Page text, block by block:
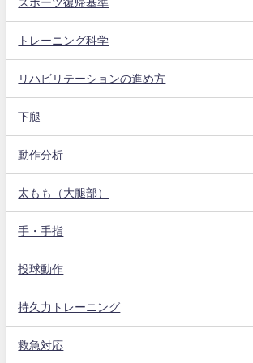
トレーニング科学
リハビリテーションの進め方
下腿
動作分析
太もも（大腿部）
手・手指
投球動作
持久力トレーニング
救急対応